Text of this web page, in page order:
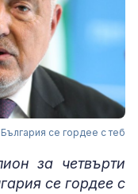
се гордее с теб
за четвърти
се гордее с